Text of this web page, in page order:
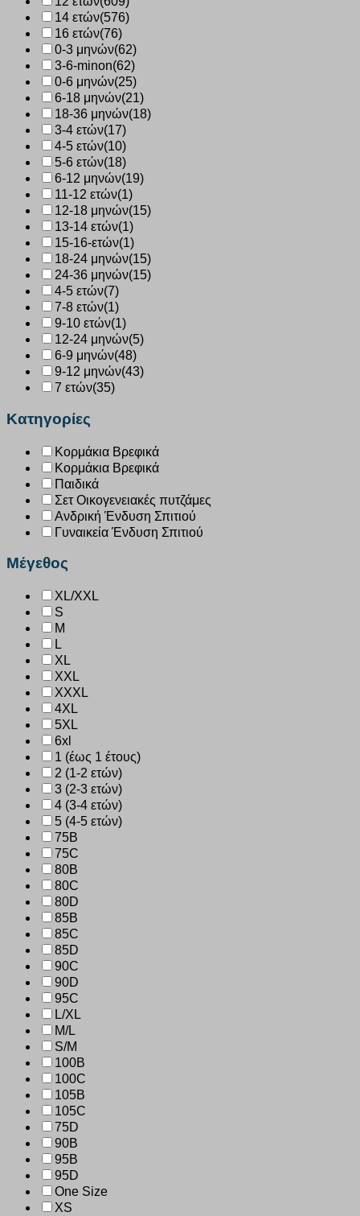
14 ετών(576)
16 ετών(76)
0-3 μηνών(62)
3-6-minon(62)
0-6 μηνών(25)
6-18 μηνών(21)
18-36 μηνών(18)
3-4 ετών(17)
4-5 ετών(10)
5-6 ετών(18)
6-12 μηνών(19)
11-12 ετών(1)
12-18 μηνών(15)
13-14 ετών(1)
15-16-ετών(1)
18-24 μηνών(15)
24-36 μηνών(15)
4-5 ετών(7)
7-8 ετών(1)
9-10 ετών(1)
12-24 μηνών(5)
6-9 μηνών(48)
9-12 μηνών(43)
7 ετών(35)
Κατηγορίες
Κορμάκια Βρεφικά
Κορμάκια Βρεφικά
Παιδικά
Σετ Οικογενειακές πυτζάμες
Ανδρική Ένδυση Σπιτιού
Γυναικεία Ένδυση Σπιτιού
Μέγεθος
XL/XXL
S
M
L
XL
XXL
XXXL
4XL
5XL
6xl
1 (έως 1 έτους)
2 (1-2 ετών)
3 (2-3 ετών)
4 (3-4 ετών)
5 (4-5 ετών)
75B
75C
80B
80C
80D
85B
85C
85D
90C
90D
95C
L/XL
M/L
S/M
100B
100C
105B
105C
75D
90B
95B
95D
One Size
XS